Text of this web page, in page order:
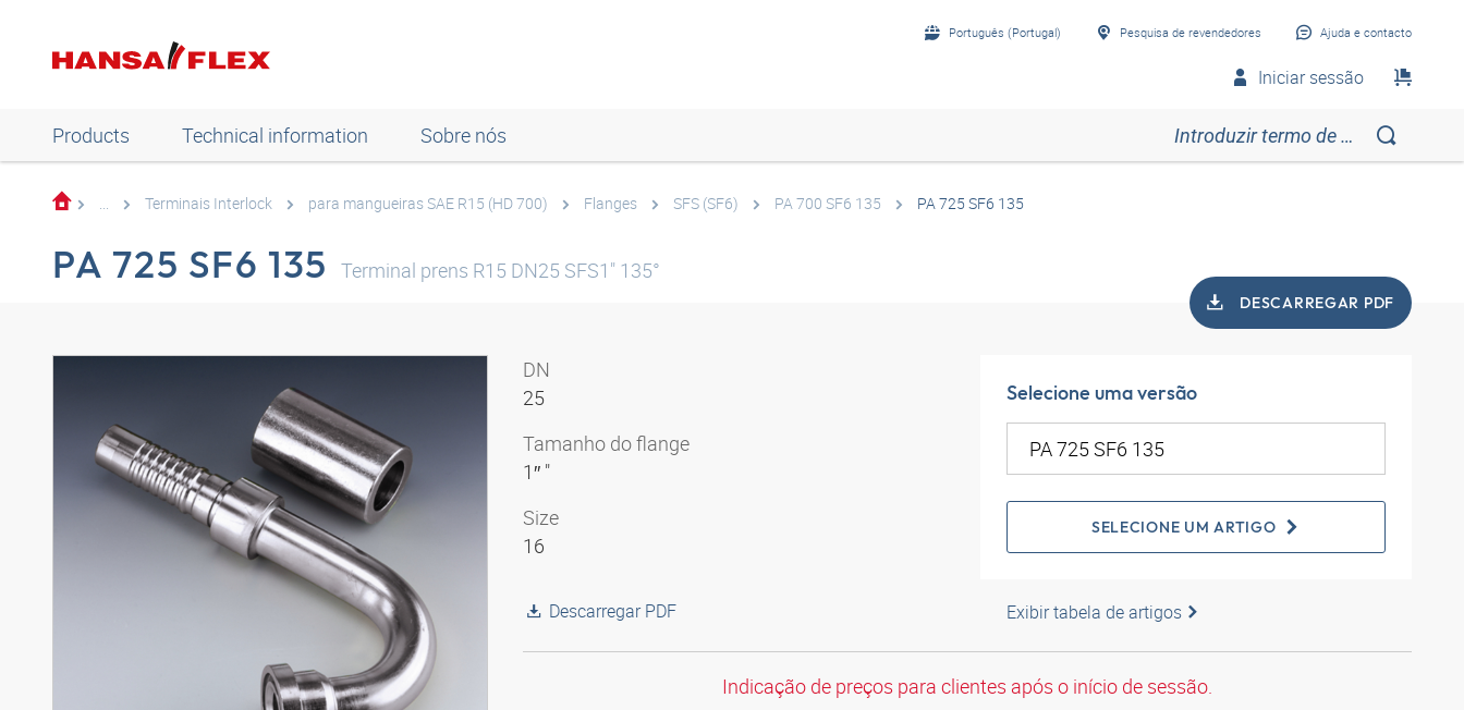
Português (Portugal) Pesquisa de revendedores Ajuda e contacto
Iniciar sessão
Products Technical information Sobre nós
... Terminais Interlock para mangueiras SAE R15 (HD 700) Flanges SFS (SF6) PA 700 SF6 135 PA 725 SF6 135
PA 725 SF6 135 Terminal prens R15 DN25 SFS1" 135°
DESCARREGAR PDF
Modelo 3D
DN
25
Tamanho do flange
1″ "
Size
16
Descarregar PDF
Selecione uma versão
SELECIONE UM ARTIGO
Exibir tabela de artigos
Indicação de preços para clientes após o início de sessão.